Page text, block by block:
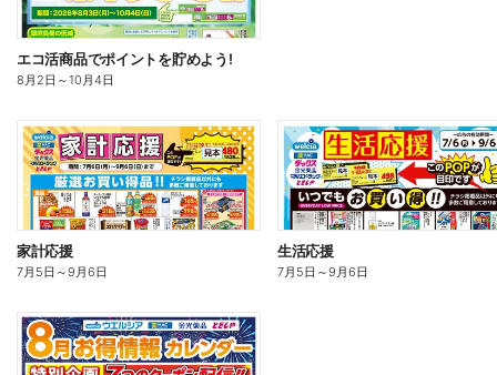
エコ活商品でポイントを貯めよう!
8月2日 ～10月4日
家計応援
7月5日 ～9月6日
生活応援
7月5日 ～9月6日